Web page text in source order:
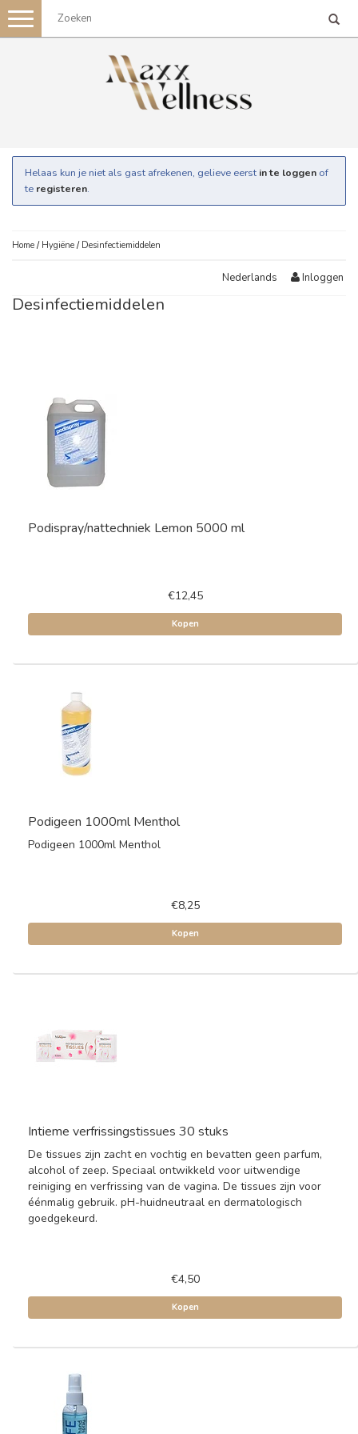
Toggle
navigation
Helaas kun je niet als gast afrekenen, gelieve eerst in te loggen of
te registeren.
Home / Hygiëne / Desinfectiemiddelen
Nederlands Inloggen
Desinfectiemiddelen
Podispray/nattechniek Lemon 5000 ml
€12,45
Kopen
Podigeen 1000ml Menthol
Podigeen 1000ml Menthol
€8,25
Kopen
Intieme verfrissingstissues 30 stuks
De tissues zijn zacht en vochtig en bevatten geen parfum,
alcohol of zeep. Speciaal ontwikkeld voor uitwendige
reiniging en verfrissing van de vagina. De tissues zijn voor
éénmalig gebruik. pH-huidneutraal en dermatologisch
goedgekeurd.
€4,50
Kopen